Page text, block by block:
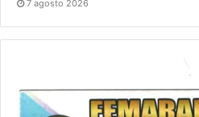
7 agosto 2026